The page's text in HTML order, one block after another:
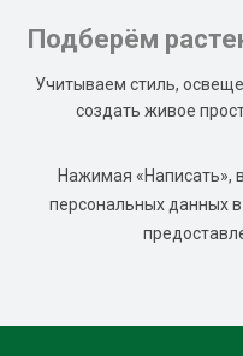
Подберём
Учитываем стиль,
создать живое
Нажимая «Написать»,
персональных данных